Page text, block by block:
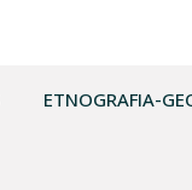
ETNOGRAFIA-